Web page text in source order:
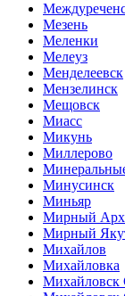
Мезень
Меленки
Мелеуз
Менделеевск
Мензелинск
Мещовск
Миасс
Микунь
Миллерово
Минусинск
Миньяр
Мирный
Мирный
Михайлов
Михайловка
Михайловск